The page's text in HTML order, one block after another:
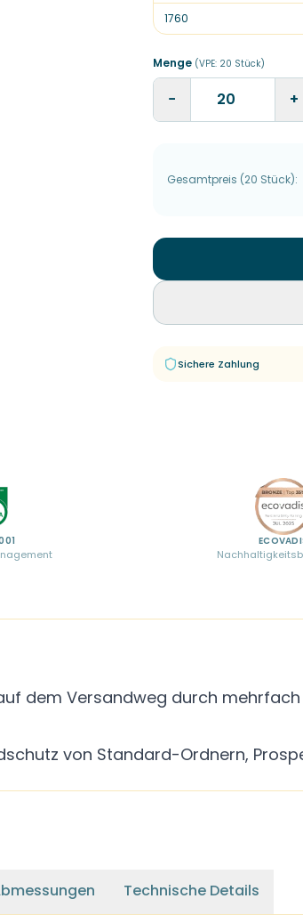
1760
Menge (VPE: 20 Stück)
− +
Gesamtpreis (20 Stück):
Sichere Zahlung
dem Versandweg durch
von Standard-Ordnern,
Technische Details